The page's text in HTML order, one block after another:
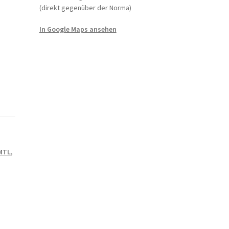
,
(direkt gegenüber der Norma)
In Google Maps ansehen